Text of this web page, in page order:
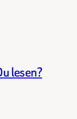
lesen?